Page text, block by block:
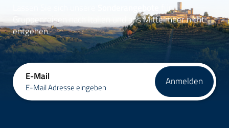
für
Gruppenreisen nach Italien und ans Mittelmeer nicht
entgehen.
E-Mail
E-Mail Adresse eingeben Anmelden